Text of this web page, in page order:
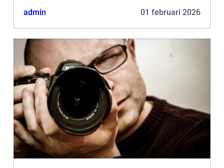
admin 01 februari 2026